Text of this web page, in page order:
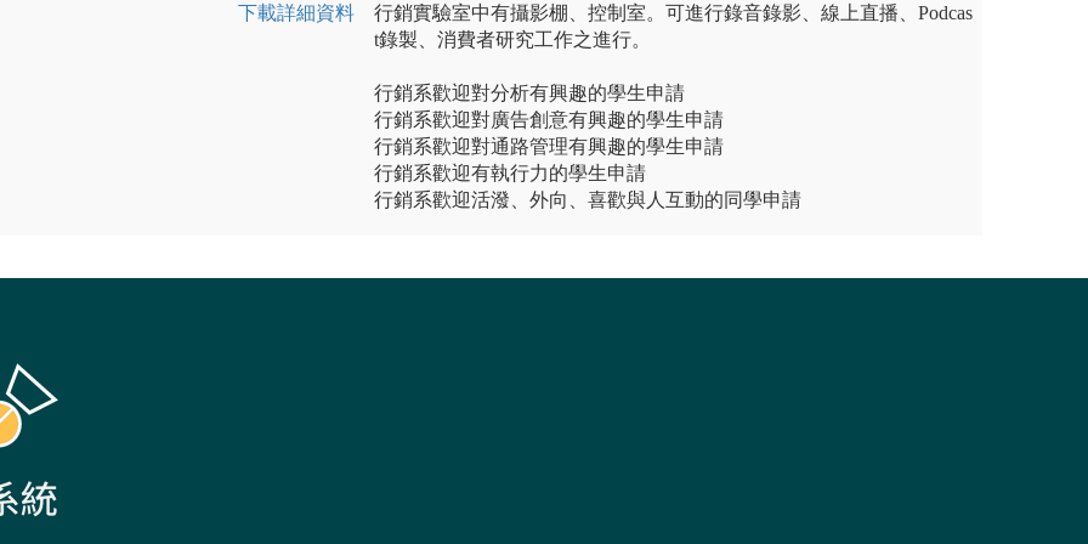
下載詳細資料
行銷實驗室中有攝影棚、控制室。可進行錄音錄影、線上直播、Podcas
t錄製、消費者研究工作之進行。
行銷系歡迎對分析有興趣的學生申請
行銷系歡迎對廣告創意有興趣的學生申請
行銷系歡迎對通路管理有興趣的學生申請
行銷系歡迎有執行力的學生申請
行銷系歡迎活潑、外向、喜歡與人互動的同學申請